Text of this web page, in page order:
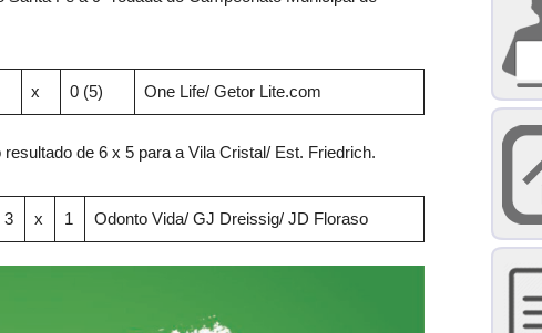
x 0 (5) One Life/ Getor Lite.com
de 6 x 5 para a Vila Cristal/ Est. Friedrich.
3 x 1 Odonto Vida/ GJ Dreissig/ JD Floraso